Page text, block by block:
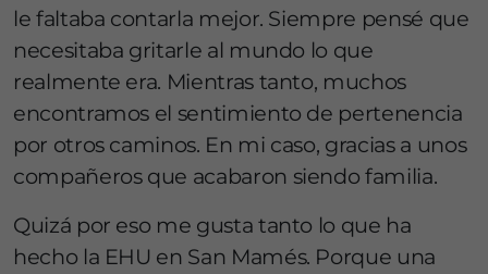
le faltaba contarla mejor. Siempre pensé que
necesitaba gritarle al mundo lo que
realmente era. Mientras tanto, muchos
encontramos el sentimiento de pertenencia
por otros caminos. En mi caso, gracias a unos
compañeros que acabaron siendo familia.
Quizá por eso me gusta tanto lo que ha
hecho la EHU en San Mamés. Porque una